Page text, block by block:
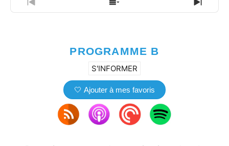
Previous EpisodeShow Episodes ListNext
PROGRAMME B
S'INFORMER
🤍 Ajouter à mes favoris